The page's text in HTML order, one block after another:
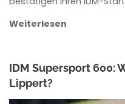
Weiterlesen
IDM Supersport 600:
Lippert?